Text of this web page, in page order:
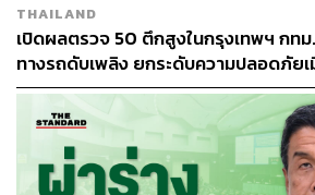
ถึงการกำหนดให้คู่ค้ารายใหญ่ของบริษั
ลงทุนของ กทม. ต้องเข้าร่วมแนวร่วม
และ สร้างเมืองต้นแบบความโปร่งใสร่ว
หลักสูตรต้านโกงในโรงเรียนสังกัด กท
ประชาชนร่วมแจ้งเบาะแสทุจริตอย่าง
เทคโนโลยี
THAILAND
เปิดผลตรวจ 50 ตึกสูงในกรุงเทพฯ กท
ทางรถดับเพลิง ยกระดับความปลอดภัย